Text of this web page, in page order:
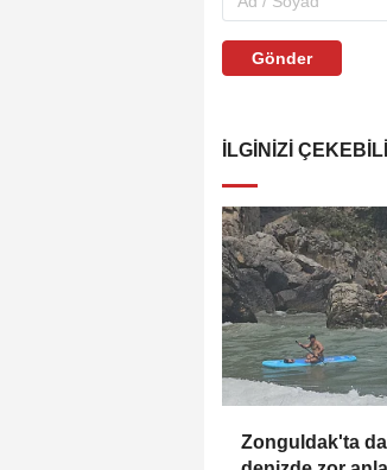
Gönder
İLGINIZI
Zonguldak'ta